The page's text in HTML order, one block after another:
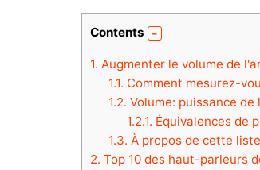
Contents
1. Augmenter le volume de
1.1. Comment mesurez-
1.2. Volume: puissance
1.2.1. Équivalences de
1.3. À propos de cette
2. Top 10 des haut-parleurs